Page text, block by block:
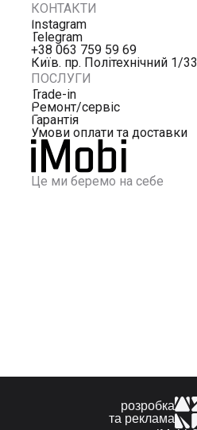
Це ми беремо на себе
КОНТАКТИ
Instagram
Telegram
+38 063 759 59 69
Київ. пр. Політехнічний 1/33
ПОСЛУГИ
Trade-in
Ремонт/сервіс
Гарантія
Умови оплати та доставки
розробка
та реклама